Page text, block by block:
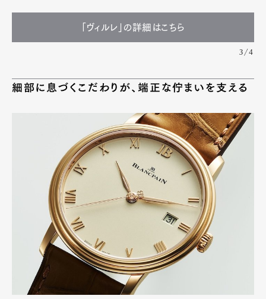
「ヴィルレ」の詳細はこちら
3/4
細部に息づくこだわりが、端正な佇まいを支える